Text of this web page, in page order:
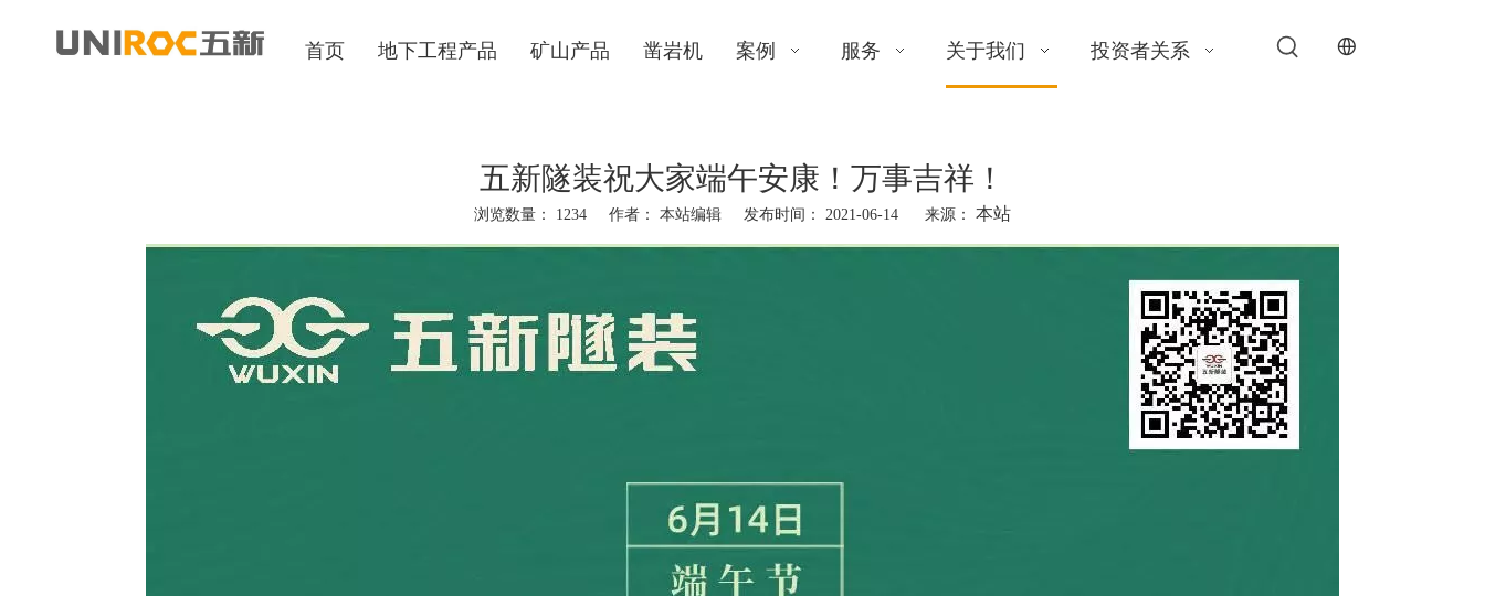
首页 地下工程产品 矿山产品 凿岩机 案例 服务 关于我们 投资者关系
五新隧装祝大家端午安康！万事吉祥！
浏览数量： 1234 作者： 本站编辑 发布时间： 2021-06-14 来源： 本站
["wechat","weibo","qzone","douban","email"]